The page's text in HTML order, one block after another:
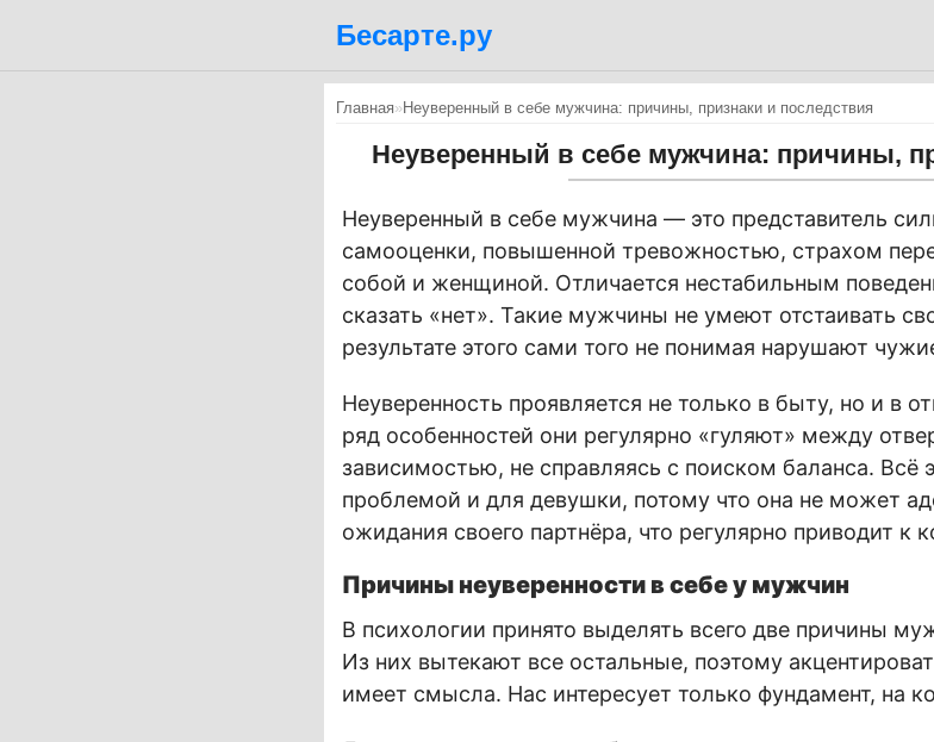
Бесарте.ру
Главная»Неуверенный в себе мужчина: причины, признаки и последствия
Неуверенный в себе мужчина: причины,
Неуверенный в себе мужчина — это представитель
самооценки, повышенной тревожностью, страхом
собой и женщиной. Отличается нестабильным
сказать «нет». Такие мужчины не умеют отстаивать
результате этого сами того не понимая нарушают
Неуверенность проявляется не только в быту, но и в
ряд особенностей они регулярно «гуляют» между
зависимостью, не справляясь с поиском баланса. Всё
проблемой и для девушки, потому что она не может
ожидания своего партнёра, что регулярно приводит к
Причины неуверенности в себе у мужчин
В психологии принято выделять всего две причины
Из них вытекают все остальные, поэтому
имеет смысла. Нас интересует только фундамент, на